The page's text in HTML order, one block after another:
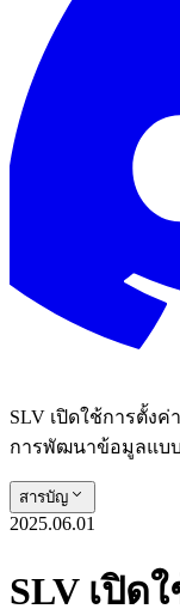
SLV เปิดใช้การตั้ง
การพัฒนาข้อมูลแบบ
สารบัญ
2025.06.01
SLV เปิด